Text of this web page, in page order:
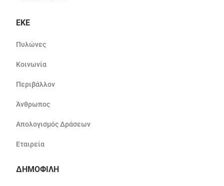
ΕΚΕ
Πυλώνες
Κοινωνία
Περιβάλλον
Άνθρωπος
Απολογισμός Δράσεων
Εταιρεία
ΔΗΜΟΦΙΛΗ